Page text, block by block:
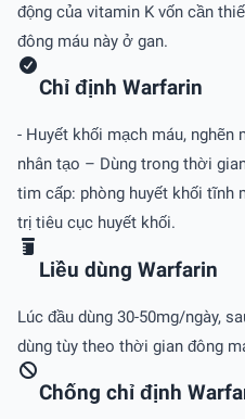
động của vitamin K vốn cần
đông máu này ở gan.
Chỉ định Warfarin
- Huyết khối mạch máu,
nhân tạo – Dùng trong thời
tim cấp: phòng huyết khối tĩnh
trị tiêu cục huyết khối.
Liều dùng Warfarin
Lúc đầu dùng 30-50mg/ngày,
dùng tùy theo thời gian đông
Chống chỉ định